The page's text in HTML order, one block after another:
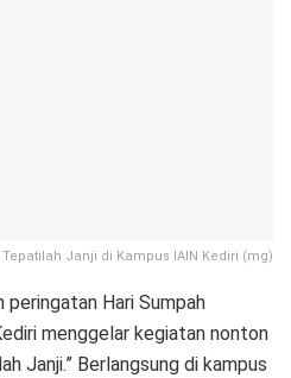
Janji di Kampus IAIN Kediri (mg)
Hari Sumpah
menggelar kegiatan nonton
Janji.” Berlangsung di kampus